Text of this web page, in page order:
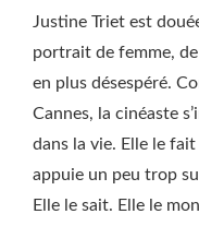
Justine Triet est
portrait de femme,
en plus désespéré.
Cannes, la cinéaste
dans la vie. Elle le
appuie un peu trop
Elle le sait. Elle le